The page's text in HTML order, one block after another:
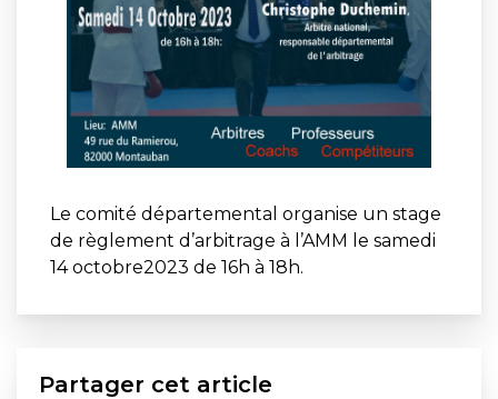
Le comité départemental organise un stage
de règlement d’arbitrage à l’AMM le samedi
14 octobre2023 de 16h à 18h.
Partager cet article